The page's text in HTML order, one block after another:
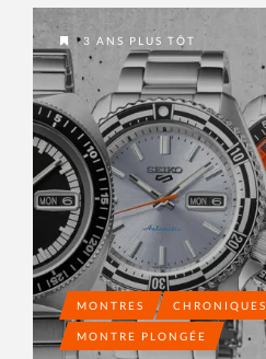
3 ANS PLUS TÔT
MONTRES CHRONIQUES
MONTRE PLONGÉE